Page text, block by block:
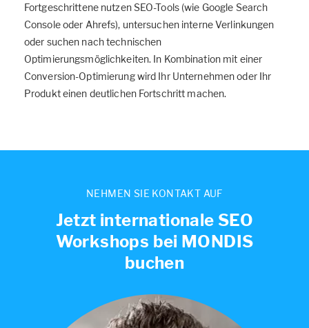
Fortgeschrittene nutzen SEO-Tools (wie Google Search
Console oder Ahrefs), untersuchen interne Verlinkungen
oder suchen nach technischen
Optimierungsmöglichkeiten. In Kombination mit einer
Conversion-Optimierung wird Ihr Unternehmen oder Ihr
Produkt einen deutlichen Fortschritt machen.
NEHMEN SIE KONTAKT AUF
Jetzt internationale SEO
Workshops bei MONDIS
buchen